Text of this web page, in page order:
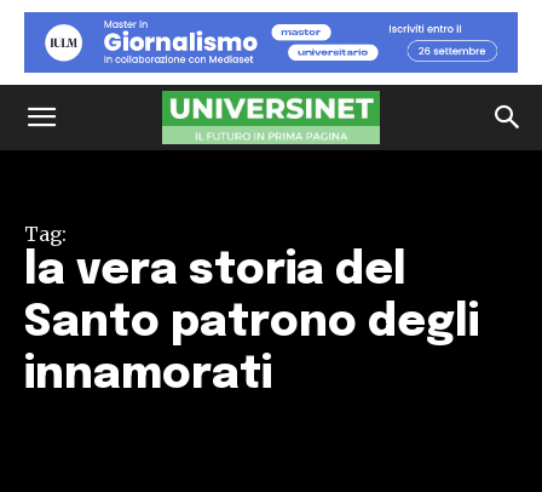
Tag:
la vera storia del
Santo patrono degli
innamorati